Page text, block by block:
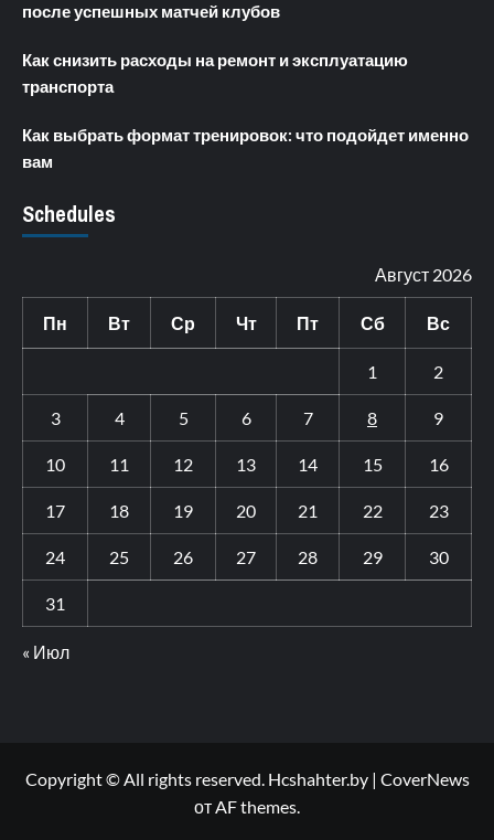
после успешных матчей клубов
Как снизить расходы на ремонт и эксплуатацию
транспорта
Как выбрать формат тренировок: что подойдет именно
вам
Schedules
Август 2026
Пн Вт Ср Чт Пт Сб Вс
1 2
3 4 5 6 7 8 9
10 11 12 13 14 15 16
17 18 19 20 21 22 23
24 25 26 27 28 29 30
31
« Июл
Copyright © All rights reserved. Hcshahter.by | CoverNews
от AF themes.